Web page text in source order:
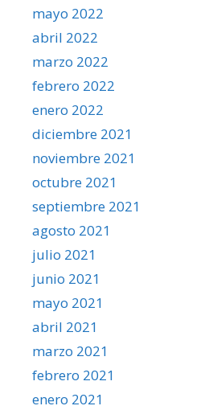
mayo 2022
abril 2022
marzo 2022
febrero 2022
enero 2022
diciembre 2021
noviembre 2021
octubre 2021
septiembre 2021
agosto 2021
julio 2021
junio 2021
mayo 2021
abril 2021
marzo 2021
febrero 2021
enero 2021